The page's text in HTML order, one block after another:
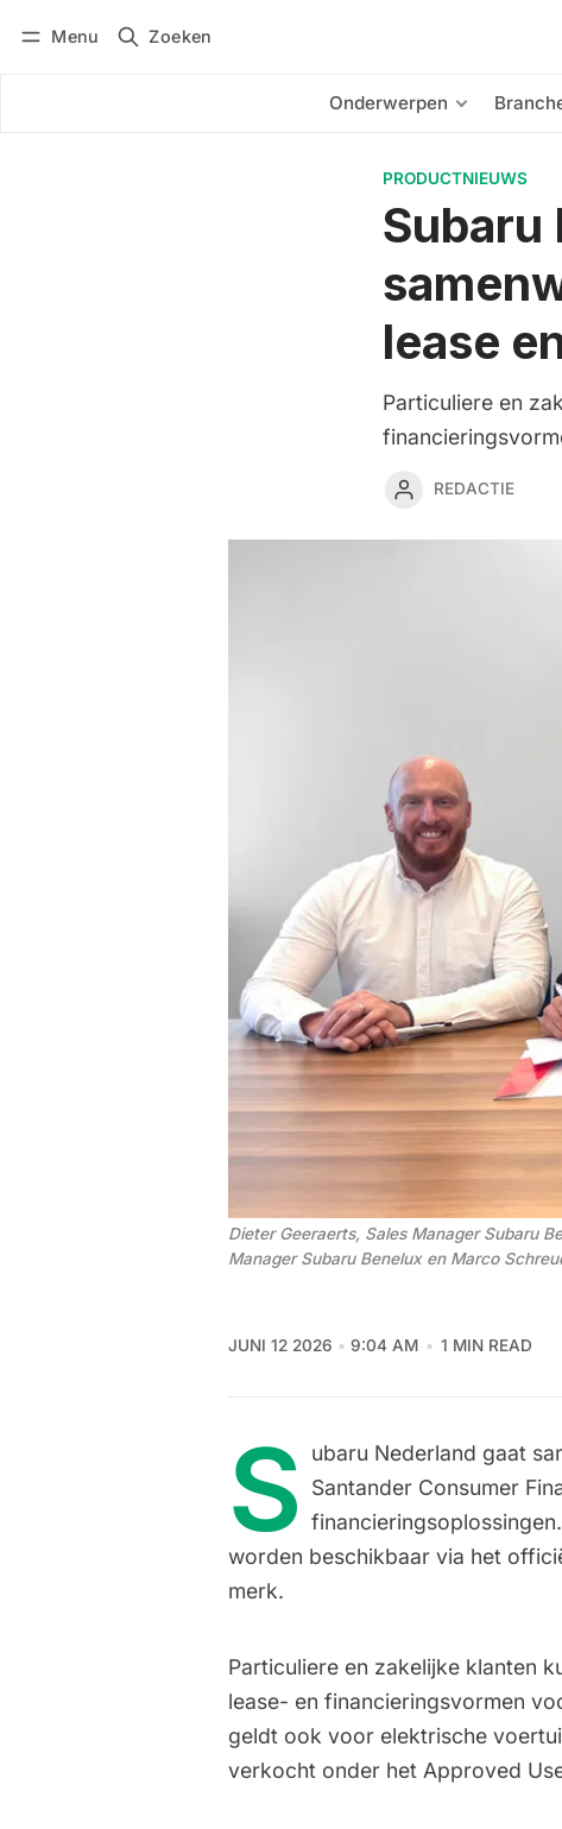
Menu Zoeken
Onderwerpen
PRODUCTNIEUWS
Subaru
lease
Particuliere en
REDACTIE
Dieter Geeraerts, Sales Manager Subaru
Manager Subaru Benelux en Marco
JUNI 12 2026 9:04 AM 1 MIN READ
S
ubaru Nederland gaat
Santander Consumer
worden beschikbaar via het
merk.
Particuliere en zakelijke klanten
lease- en financieringsvormen
geldt ook voor elektrische
verkocht onder het Approved